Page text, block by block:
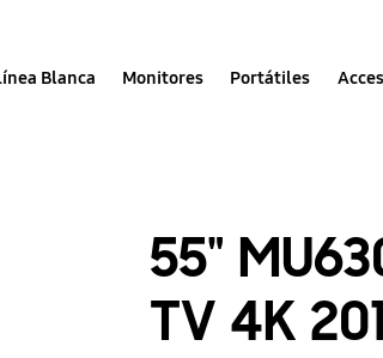
Blanca Monitores Portátiles
55"
TV 4K